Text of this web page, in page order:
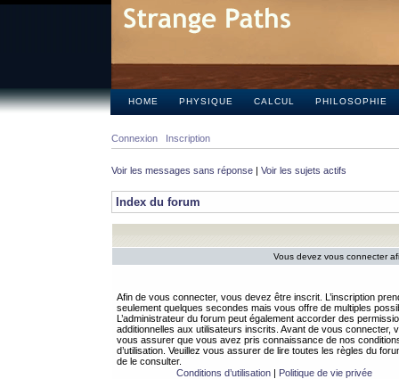
HOME PHYSIQUE CALCUL PHILOSOPHIE
Connexion Inscription
Voir les messages sans réponse | Voir les sujets actifs
Index du forum
Vous devez vous connecter
Afin de vous connecter, vous devez être inscrit. L’inscription
seulement quelques secondes mais vous offre de multiples
L’administrateur du forum peut également accorder des
additionnelles aux utilisateurs inscrits. Avant de vous connecter,
vous assurer que vous avez pris connaissance de nos
d’utilisation. Veuillez vous assurer de lire toutes les règles du
de le consulter.
Conditions d’utilisation| Politique de vie privée